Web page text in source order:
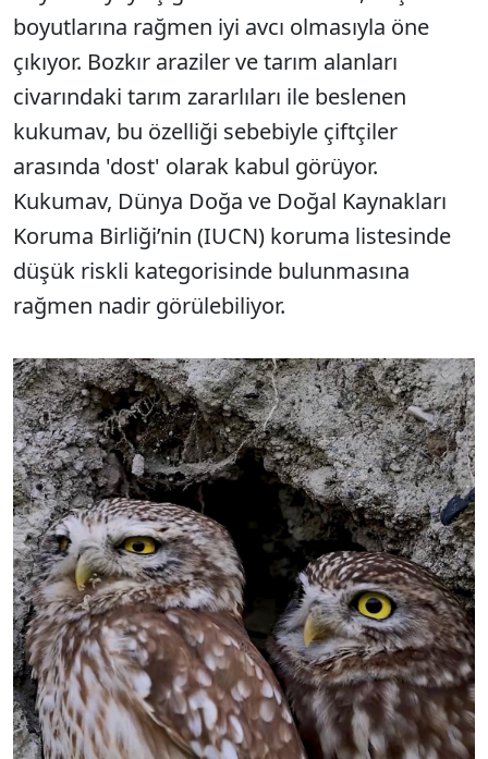
boyutlarına rağmen iyi avcı olmasıyla öne
çıkıyor. Bozkır araziler ve tarım alanları
civarındaki tarım zararlıları ile beslenen
kukumav, bu özelliği sebebiyle çiftçiler
arasında 'dost' olarak kabul görüyor.
Kukumav, Dünya Doğa ve Doğal Kaynakları
Koruma Birliği’nin (IUCN) koruma listesinde
düşük riskli kategorisinde bulunmasına
rağmen nadir görülebiliyor.